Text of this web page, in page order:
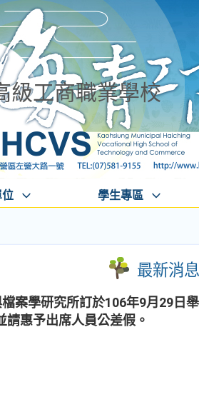
級工商職業學校
學生專區
最新消息
案學研究所訂於106年9月29日
惠予出席人員公差假。